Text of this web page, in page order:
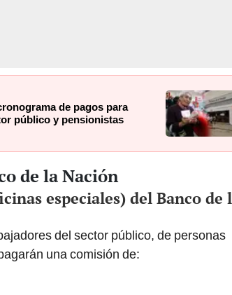
de pagos para
público y pensionistas
de la Nación
especiales) del Banco de la
una comisión de: